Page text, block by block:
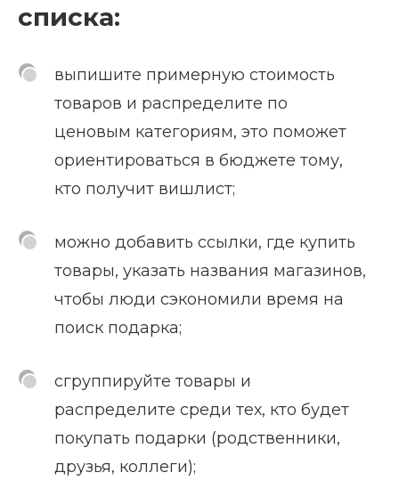
списка:
выпишите примерную стоимость
товаров и распределите по
ценовым категориям, это поможет
ориентироваться в бюджете тому,
кто получит вишлист;
можно добавить ссылки, где купить
товары, указать названия магазинов,
чтобы люди сэкономили время на
поиск подарка;
сгруппируйте товары и
распределите среди тех, кто будет
покупать подарки (родственники,
друзья, коллеги);